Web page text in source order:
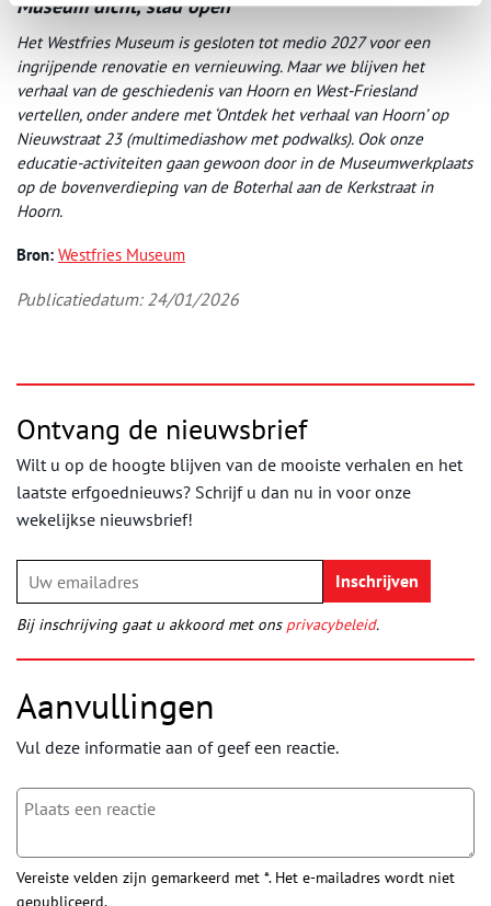
Museum dicht, stad open
Het Westfries Museum is gesloten tot medio 2027 voor een
ingrijpende renovatie en vernieuwing. Maar we blijven het
verhaal van de geschiedenis van Hoorn en West-Friesland
vertellen, onder andere met ‘Ontdek het verhaal van Hoorn’ op
Nieuwstraat 23 (multimediashow met podwalks). Ook onze
educatie-activiteiten gaan gewoon door in de Museumwerkplaats
op de bovenverdieping van de Boterhal aan de Kerkstraat in
Hoorn.
Bron: Westfries Museum
Publicatiedatum: 24/01/2026
Ontvang de nieuwsbrief
Wilt u op de hoogte blijven van de mooiste verhalen en het
laatste erfgoednieuws? Schrijf u dan nu in voor onze
wekelijkse nieuwsbrief!
Bij inschrijving gaat u akkoord met ons privacybeleid.
Aanvullingen
Vul deze informatie aan of geef een reactie.
Vereiste velden zijn gemarkeerd met *. Het e-mailadres wordt niet
gepubliceerd.